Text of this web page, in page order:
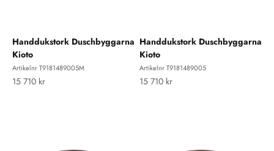
Handdukstork Duschbyggarna
Kioto
Artikelnr T9181489005M
REA-pris
15 710 kr
Handdukstork Duschbyggarna
Kioto
Artikelnr T9181489005
REA-pris
15 710 kr